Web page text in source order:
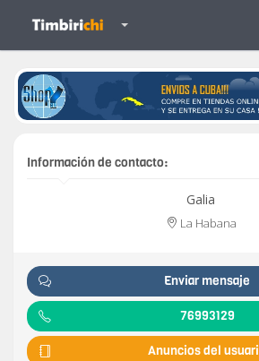
Información de contacto:
Galia
La Habana
Enviar mensaje
76993129
Anuncios del